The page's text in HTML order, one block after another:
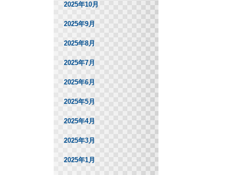
2025年10月
2025年9月
2025年8月
2025年7月
2025年6月
2025年5月
2025年4月
2025年3月
2025年1月